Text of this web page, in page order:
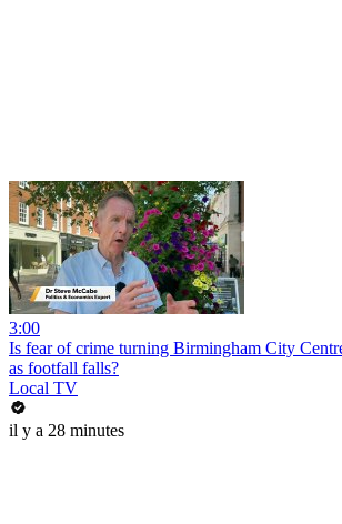
3:00
Is fear of crime turning Birmingham City
as footfall falls?
Local TV
il y a 28 minutes